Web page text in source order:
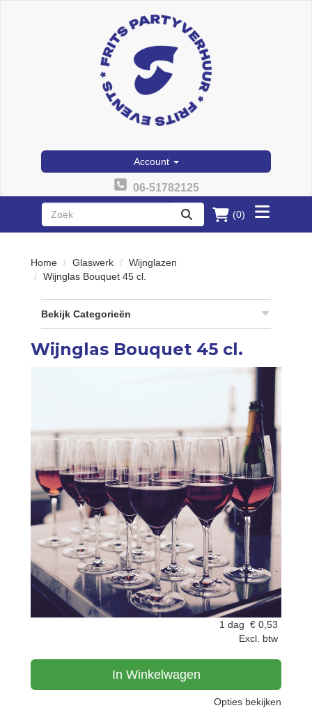
Account
06-51782125
zoeken
(0)
Toggle
menu
Home Glaswerk
Wijnglazen
Wijnglas Bouquet 45 cl.
Bekijk Categorieën
Wijnglas Bouquet 45 cl.
1 dag € 0,53
Excl. btw
In Winkelwagen
Opties bekijken